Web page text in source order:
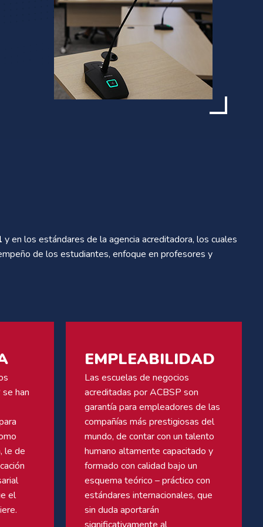
y en los estándares de la agencia acreditadora, los cuales
de los estudiantes, enfoque en profesores y
han
le de
el
EMPLEABILIDAD
Las escuelas de negocios
acreditadas por ACBSP son
garantía para empleadores de las
compañías más prestigiosas del
mundo, de contar con un talento
humano altamente capacitado y
formado con calidad bajo un
esquema teórico – práctico con
estándares internacionales, que
sin duda aportarán